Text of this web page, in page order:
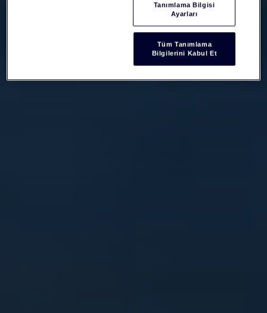
Tanımlama Bilgisi
Ayarları
Tüm Tanımlama
Bilgilerini Kabul Et